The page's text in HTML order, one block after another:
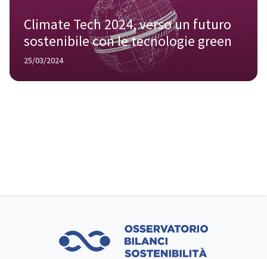
Climate Tech 2024, verso un futuro
sostenibile con le tecnologie green
25/03/2024